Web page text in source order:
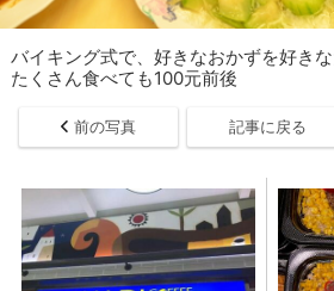
バイキング式で、好きなおかずを好きな
たくさん食べても100元前後
前の写真 記事に戻る